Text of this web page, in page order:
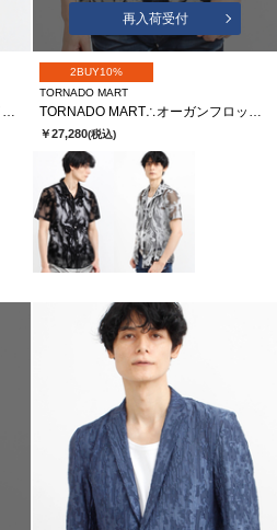
TORNADO MART∴レイヤードライダース
再入荷受付
2BUY10%
TORNADO MART
TORNADO MART∴オーガンフロッキースモークプリント半袖シャツ
￥27,280(税込)